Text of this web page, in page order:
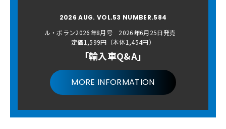
2026 AUG. VOL.53 NUMBER.584
ル・ボラン2026年8月号 2026年6月25日発売
定価1,599円（本体1,454円）
「輸入車Q&A」
MORE INFORMATION